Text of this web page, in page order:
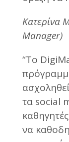
Κατερίνα
Manager)
“Το
τα social
να